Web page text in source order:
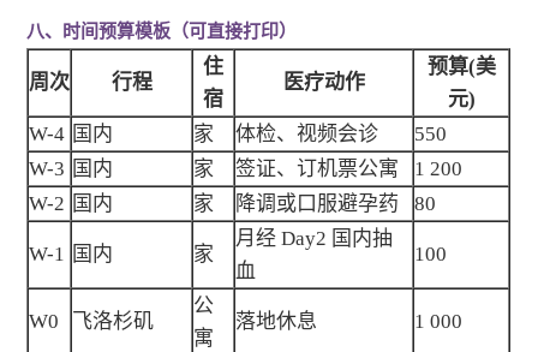
八、时间预算模板（可直接打印）
周次 行程
住
宿
医疗动作
预算(美
元)
W-4 国内 家 体检、视频会诊
550
W-3 国内 家 签证、订机票公寓
1 200
W-2 国内 家 降调或口服避孕药 80
W-1 国内 家
月经 Day2 国内抽
血
100
W0 飞洛杉矶
公
寓
落地休息 1 000